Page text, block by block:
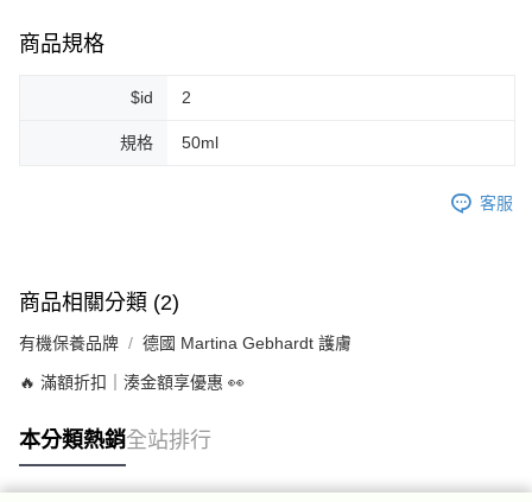
7-11純取貨 (先付款
每筆NT$100，滿NT$999(含以上)免運費
免運費
商品規格
$id 2
規格 50ml
客服
商品相關分類 (2)
有機保養品牌 德國 Martina Gebhardt 護膚
🔥 滿額折扣｜湊金額享優惠 👀
本分類熱銷全站排行